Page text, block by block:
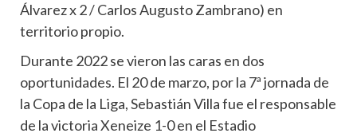
Álvarez x 2 / Carlos Augusto Zambrano) en
territorio propio.
Durante 2022 se vieron las caras en dos
oportunidades. El 20 de marzo, por la 7ª jornada de
la Copa de la Liga, Sebastián Villa fue el responsable
de la victoria Xeneize 1-0 en el Estadio